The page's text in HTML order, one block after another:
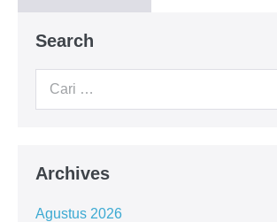
Search
Archives
Agustus 2026